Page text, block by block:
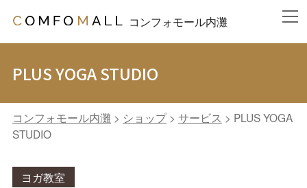
コンフォモール内灘
PLUS YOGA STUDIO
コンフォモール内灘 > ショップ> サービス > PLUS YOGA
STUDIO
ヨガ教室